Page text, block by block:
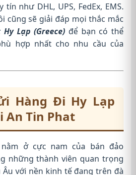
như DHL, UPS, FedEx, EMS.
cũng sẽ giải đáp mọi thắc mắc
Lạp (Greece) để bạn có thể
hợp nhất cho nhu cầu của
Hàng Đi Hy Lạp
An Tin Phat
ở cực nam của bán đảo
những thành viên quan trọng
Âu với nền kinh tế đang trên đà